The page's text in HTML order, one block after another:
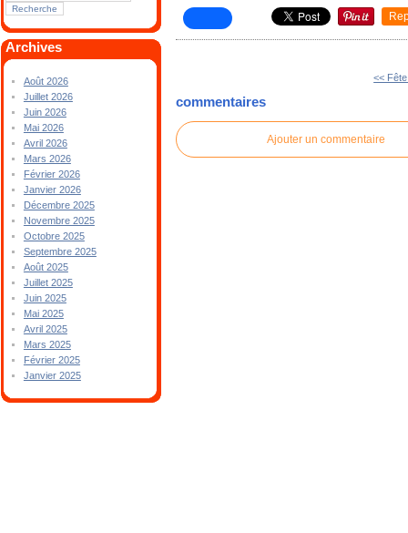
Archives
Août 2026
Juillet 2026
Juin 2026
Mai 2026
Avril 2026
Mars 2026
Février 2026
Janvier 2026
Décembre 2025
Novembre 2025
Octobre 2025
Septembre 2025
Août 2025
Juillet 2025
Juin 2025
Mai 2025
Avril 2025
Mars 2025
Février 2025
Janvier 2025
<<
commentaires
Ajouter un commentaire